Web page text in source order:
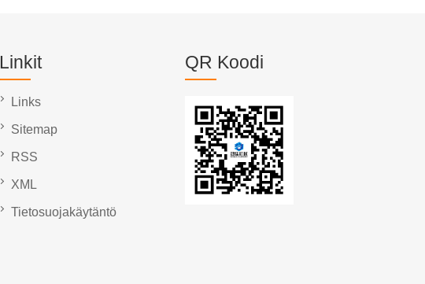
Linkit
Links
Sitemap
RSS
XML
Tietosuojakäytäntö
QR Koodi